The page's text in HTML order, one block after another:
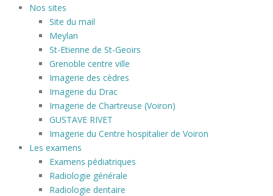
Nos sites
Site du mail
Meylan
St-Etienne de St-Geoirs
Grenoble centre ville
Imagerie des cèdres
Imagerie du Drac
Imagerie de Chartreuse (Voiron)
GUSTAVE RIVET
Imagerie du Centre hospitalier de Voiron
Les examens
Examens pédiatriques
Radiologie générale
Radiologie dentaire